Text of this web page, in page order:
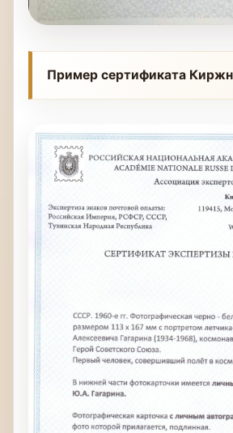
Пример сертификата